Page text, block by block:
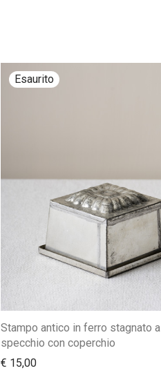
Stampo antico in ferro stagnato a
specchio con coperchio
€ 15,00